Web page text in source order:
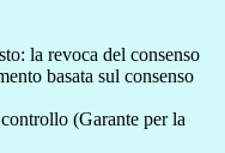
la revoca del consenso
basata sul consenso
(Garante per la